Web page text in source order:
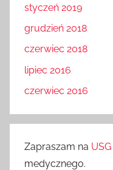
styczeń 2019
grudzień 2018
czerwiec 2018
lipiec 2016
czerwiec 2016
Zapraszam na USG
medycznego.